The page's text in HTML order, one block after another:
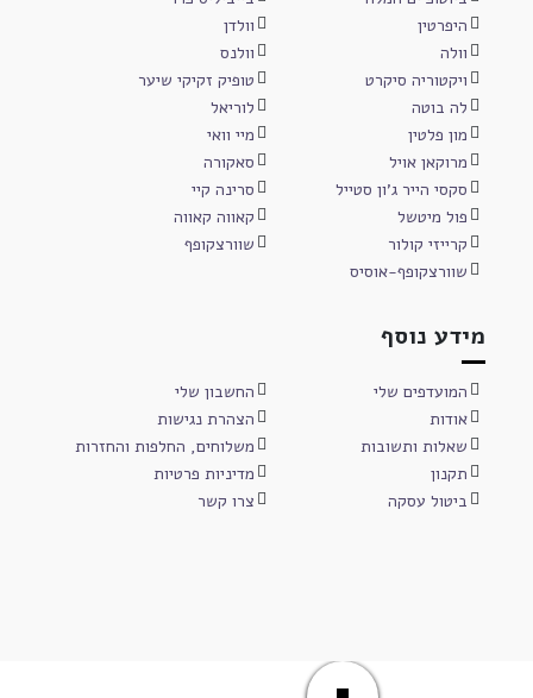
היפרטין
וולדן
וולה
וולנס
ויקטוריה סיקרט
טופיק זקיקי שיער
לה בוטה
לוריאל
מון פלטין
מיי וואי
מרוקאן אויל
סאקורה
סקסי הייר ג'ון סטייל
סרינה קיי
פול מיטשל
קאווה קאווה
קרייזי קולור
שוורצקופף
שוורצקופף-אוסיס
מידע נוסף
המועדפים שלי
החשבון שלי
אודות
הצהרת נגישות
שאלות ותשובות
משלוחים, החלפות והחזרות
תקנון
מדיניות פרטיות
ביטול עסקה
צרו קשר